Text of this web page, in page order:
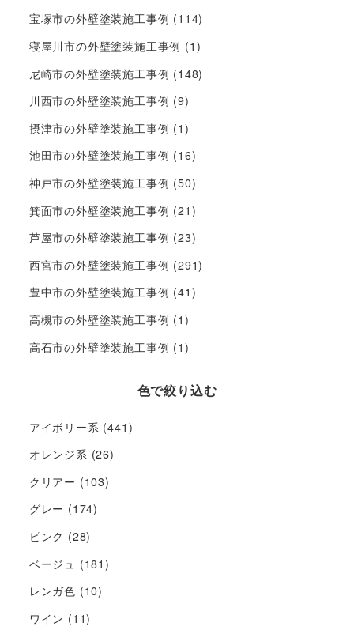
宝塚市の外壁塗装施工事例 (114)
寝屋川市の外壁塗装施工事例 (1)
尼崎市の外壁塗装施工事例 (148)
川西市の外壁塗装施工事例 (9)
摂津市の外壁塗装施工事例 (1)
池田市の外壁塗装施工事例 (16)
神戸市の外壁塗装施工事例 (50)
箕面市の外壁塗装施工事例 (21)
芦屋市の外壁塗装施工事例 (23)
西宮市の外壁塗装施工事例 (291)
豊中市の外壁塗装施工事例 (41)
高槻市の外壁塗装施工事例 (1)
高石市の外壁塗装施工事例 (1)
色で絞り込む
アイボリー系 (441)
オレンジ系 (26)
クリアー (103)
グレー (174)
ピンク (28)
ベージュ (181)
レンガ色 (10)
ワイン (11)